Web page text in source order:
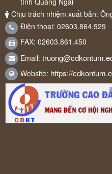
Chịu trách nhiệm xuất bản:
Điện thoại: 02603.864.929
FAX: 02603.861.450
Email:
Website: https://